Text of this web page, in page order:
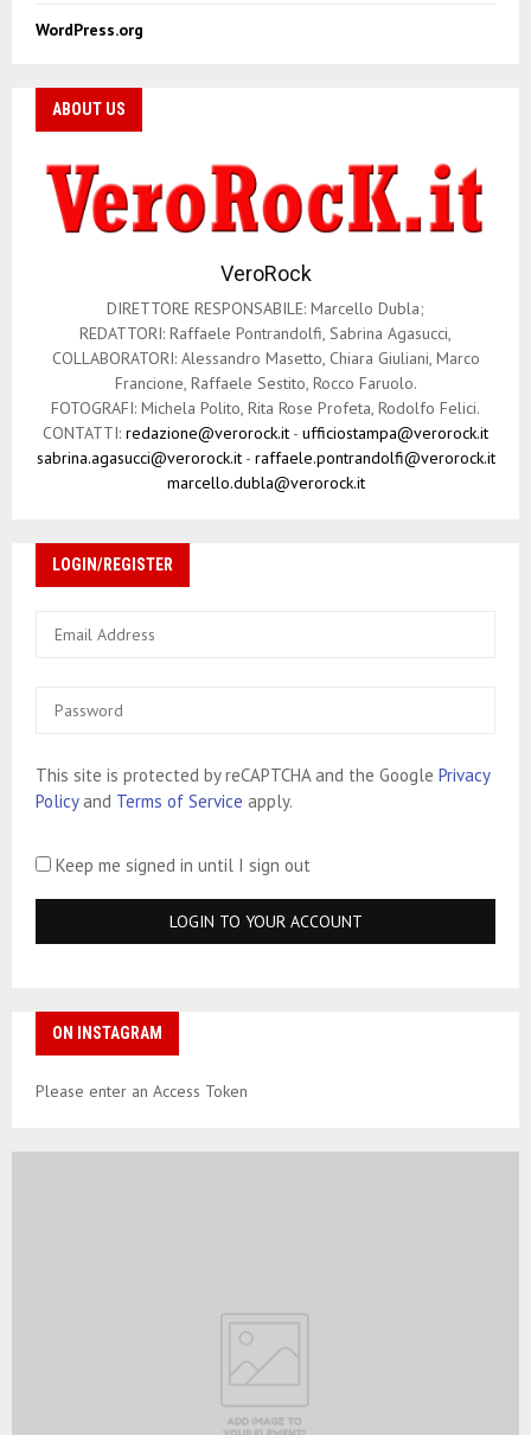
WordPress.org
ABOUT US
VeroRock
DIRETTORE RESPONSABILE: Marcello Dubla;
REDATTORI: Raffaele Pontrandolfi, Sabrina Agasucci,
COLLABORATORI: Alessandro Masetto, Chiara Giuliani, Marco
Francione, Raffaele Sestito, Rocco Faruolo.
FOTOGRAFI: Michela Polito, Rita Rose Profeta, Rodolfo Felici.
CONTATTI: redazione@verorock.it - ufficiostampa@verorock.it
sabrina.agasucci@verorock.it- raffaele.pontrandolfi@verorock.it
marcello.dubla@verorock.it
LOGIN/REGISTER
This site is protected by reCAPTCHA and the Google Privacy
Policyand Terms of Service apply.
Keep me signed in until I sign out
ON INSTAGRAM
Please enter an Access Token